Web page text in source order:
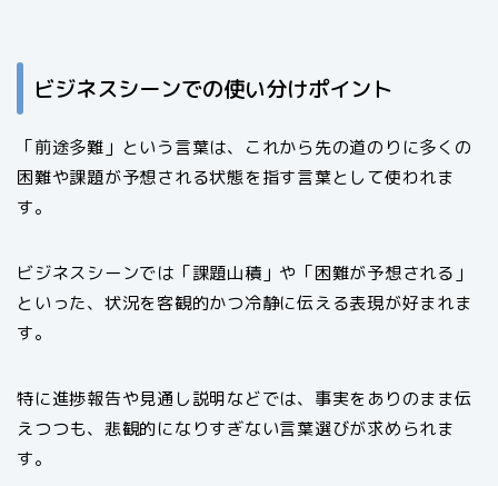
ビジネスシーンでの使い分けポイント
「前途多難」という言葉は、これから先の道のりに多くの
困難や課題が予想される状態を指す言葉として使われま
す。
ビジネスシーンでは「課題山積」や「困難が予想される」
といった、状況を客観的かつ冷静に伝える表現が好まれま
す。
特に進捗報告や見通し説明などでは、事実をありのまま伝
えつつも、悲観的になりすぎない言葉選びが求められま
す。